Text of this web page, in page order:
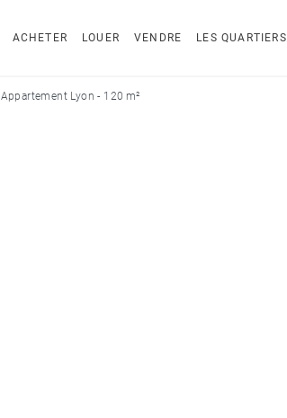
ACHETER LOUER VENDRE LES QUARTIERS
Appartement Lyon - 120 m²